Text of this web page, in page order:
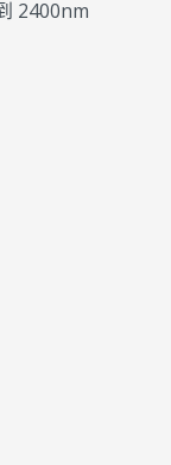
2400nm